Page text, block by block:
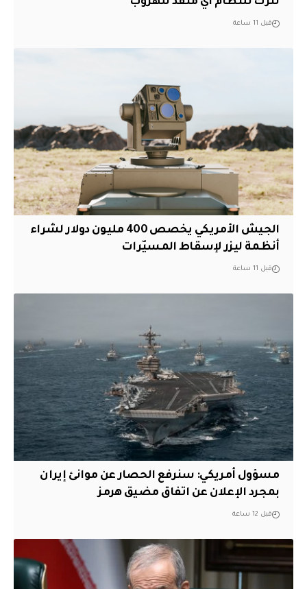
قبل 11 ساعة
الجيش الأمريكي يخصص 400 مليون دولار لشراء
أنظمة ليزر لإسقاط المسيّرات
قبل 11 ساعة
مسؤول أمريكي: سنرفع الحصار عن موانئ إيران
بمجرد الإعلان عن اتفاق مضيق هرمز
قبل 12 ساعة